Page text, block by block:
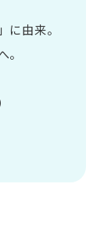
に​由来。